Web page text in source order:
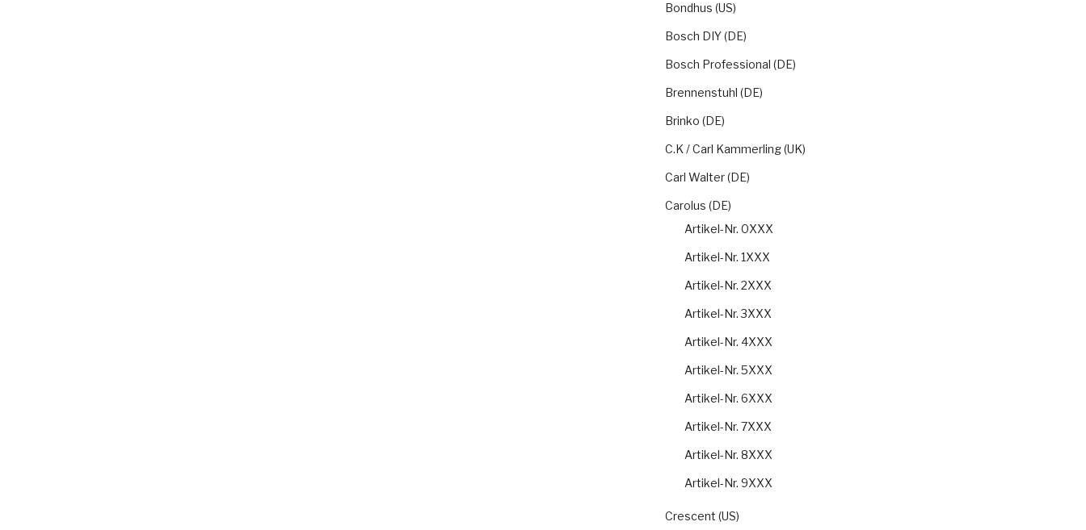
Bondhus (US)
Bosch DIY (DE)
Bosch Professional (DE)
Brennenstuhl (DE)
Brinko (DE)
C.K / Carl Kammerling (UK)
Carl Walter (DE)
Carolus (DE)
Artikel-Nr. 0XXX
Artikel-Nr. 1XXX
Artikel-Nr. 2XXX
Artikel-Nr. 3XXX
Artikel-Nr. 4XXX
Artikel-Nr. 5XXX
Artikel-Nr. 6XXX
Artikel-Nr. 7XXX
Artikel-Nr. 8XXX
Artikel-Nr. 9XXX
Crescent (US)